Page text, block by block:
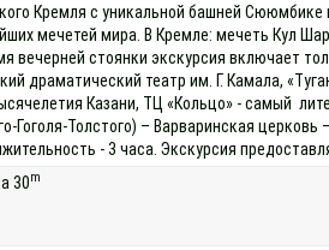
Кремля с уникальной башней
мечетей мира. В Кремле: мечеть Кул
вечерней стоянки экскурсия включает
драматический театр им. Г. Камала,
Казани, ТЦ «Кольцо» - самый
Гоголя-Толстого) – Варваринская
- 3 часа. Экскурсия
30m